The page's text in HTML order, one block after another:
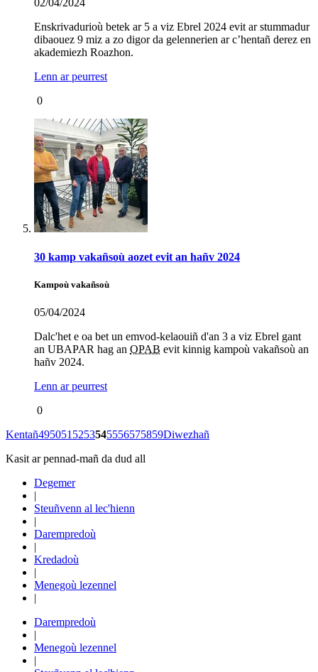
02/04/2024
Enskrivadurioù betek ar 5 a viz Ebrel 2024 evit ar stummadur
dibaouez 9 miz a zo digor da gelennerien ar c’hentañ derez en
akademiezh Roazhon.
Lenn ar peurrest
0
30 kamp vakañsoù aozet evit an hañv 2024
Kampoù vakañsoù
05/04/2024
Dalc'het e oa bet un emvod-kelaouiñ d'an 3 a viz Ebrel gant
an UBAPAR hag an OPAB evit kinnig kampoù vakañsoù an
hañv 2024.
Lenn ar peurrest
0
Kentañ495051 5253545556575859Diwezhañ
Kasit ar pennad-mañ da dud all
Degemer
|
Steuñvenn al lec'hienn
|
Darempredoù
|
Kredadoù
|
Menegoù lezennel
|
Darempredoù
|
Menegoù lezennel
|